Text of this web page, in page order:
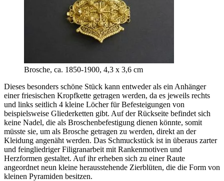
Brosche, ca. 1850-1900, 4,3 x 3,6 cm
Dieses besonders schöne Stück kann entweder als ein Anhänger
einer friesischen Kropfkette getragen werden, da es jeweils rechts
und links seitlich 4 kleine Löcher für Befesteigungen von
beispielsweise Gliederketten gibt. Auf der Rückseite befindet sich
keine Nadel, die als Broschenbefestigung dienen könnte, somit
müsste sie, um als Brosche getragen zu werden, direkt an der
Kleidung angenäht werden. Das Schmuckstück ist in überaus zarter
und feingliedriger Filigranarbeit mit Rankenmotiven und
Herzformen gestaltet. Auf ihr erheben sich zu einer Raute
angeordnet neun kleine herausstehende Zierblüten, die die Form von
kleinen Pyramiden besitzen.